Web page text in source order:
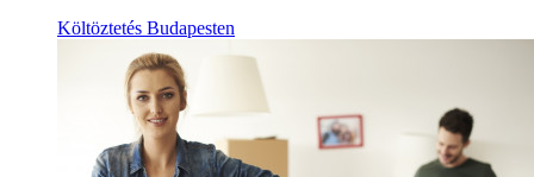
Költöztetés Budapesten